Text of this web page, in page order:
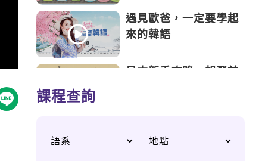
遇見歐爸，一定要學起
來的韓語
日本新手攻略，起飛前
祕國度
課程查詢